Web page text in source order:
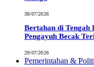
30/07/2026
Bertahan di Tengah
Pengayuh Becak
29/07/2026
Pemerintahan &